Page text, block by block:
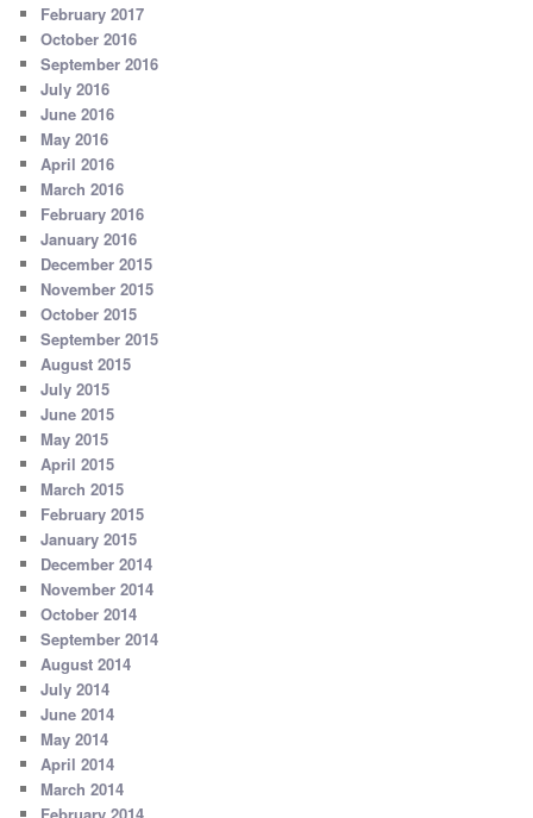
February 2017
October 2016
September 2016
July 2016
June 2016
May 2016
April 2016
March 2016
February 2016
January 2016
December 2015
November 2015
October 2015
September 2015
August 2015
July 2015
June 2015
May 2015
April 2015
March 2015
February 2015
January 2015
December 2014
November 2014
October 2014
September 2014
August 2014
July 2014
June 2014
May 2014
April 2014
March 2014